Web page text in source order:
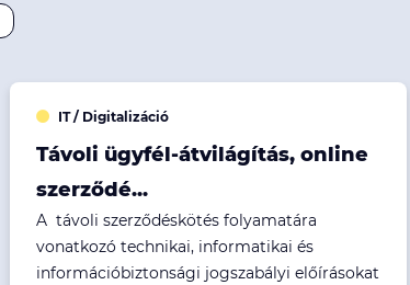
IT / Digitalizáció
Távoli ügyfél-átvilágítás, online
szerződé...
A távoli szerződéskötés folyamatára
vonatkozó technikai, informatikai és
információbiztonsági jogszabályi előírásokat